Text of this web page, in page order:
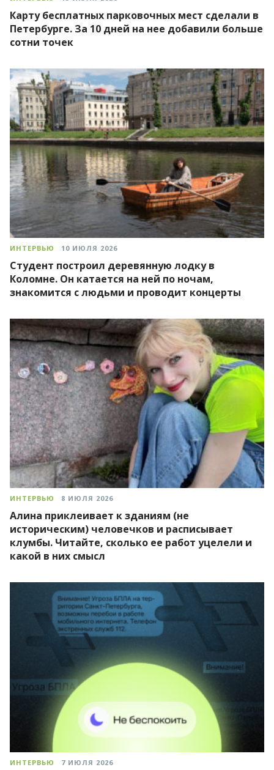
Карту бесплатных парковочных мест сделали в
Петербурге. За 10 дней на нее добавили больше
сотни точек
ИНТЕРВЬЮ 10 ИЮЛЯ 2026
Студент построил деревянную лодку в
Коломне. Он катается на ней по ночам,
знакомится с людьми и проводит концерты
ИНТЕРВЬЮ 8 ИЮЛЯ 2026
Алина приклеивает к зданиям (не
историческим) человечков и расписывает
клумбы. Читайте, сколько ее работ уцелели и
какой в них смысл
ИНТЕРВЬЮ 7 ИЮЛЯ 2026